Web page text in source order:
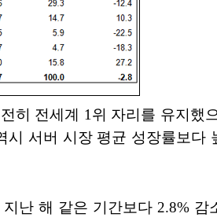
히 전세계 1위 자리를 유지했
서버 시장 평균 성장률보다
난 해 같은 기간보다 2.8% 감